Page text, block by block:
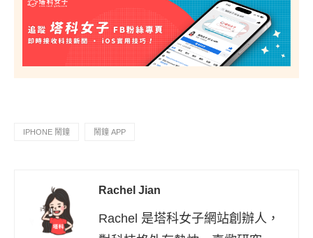
IPHONE 鬧鐘 鬧鐘 APP
Rachel Jian
Rachel 是塔科女子網站創辦人，